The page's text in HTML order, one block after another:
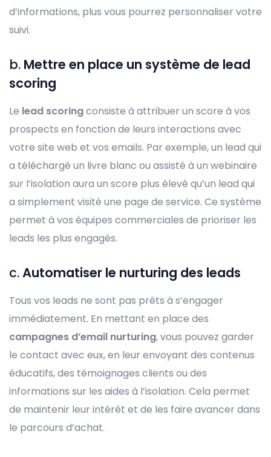
d’informations, plus vous pourrez personnaliser votre
suivi.
b. Mettre en place un système de lead
scoring
Le lead scoringconsiste à attribuer un score à vos
prospects en fonction de leurs interactions avec
votre site web et vos emails. Par exemple, un lead qui
a téléchargé un livre blanc ou assisté à un webinaire
sur l’isolation aura un score plus élevé qu’un lead qui
a simplement visité une page de service. Ce système
permet à vos équipes commerciales de prioriser les
leads les plus engagés.
c.Automatiser le nurturing des leads
Tous vos leads ne sont pas prêts à s’engager
immédiatement. En mettant en place des
campagnes d’email nurturing, vous pouvez garder
le contact avec eux, en leur envoyant des contenus
éducatifs, des témoignages clients ou des
informations sur les aides à l’isolation. Cela permet
de maintenir leur intérêt et de les faire avancer dans
le parcours d’achat.